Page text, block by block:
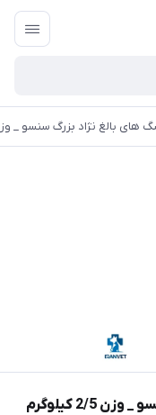
بالغ نژاد بزرگ سنسو _ وزن 2/5
کیلوگرم